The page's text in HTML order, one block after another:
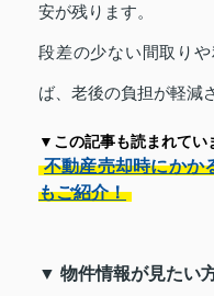
安が残ります。
段差の少ない間取り
ば、老後の負担が軽減
▼この記事も読まれてい
不動産売却時にかか
もご紹介！
▼ 物件情報が見たい